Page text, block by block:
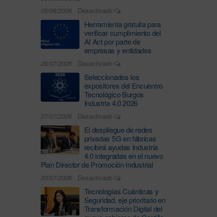
05/08/2026 Desactivado
Herramienta gratuita para
verificar cumplimiento del
AI Act por parte de
empresas y entidades
28/07/2026 Desactivado
Seleccionados los
expositores del Encuentro
Tecnológico Burgos
Industria 4.0 2026
27/07/2026 Desactivado
El despliegue de redes
privadas 5G en fábricas
recibirá ayudas Industria
4.0 integradas en el nuevo
Plan Director de Promoción Industrial
20/07/2026 Desactivado
Tecnologías Cuánticas y
Seguridad, eje prioritario en
Transformación Digital del